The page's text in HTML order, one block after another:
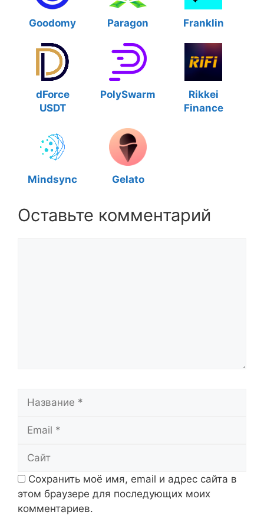
Goodomy Paragon Franklin
dForce
USDT
PolySwarm
Rikkei
Finance
Mindsync Gelato
Оставьте комментарий
Сохранить моё имя, email и адрес сайта в
этом браузере для последующих моих
комментариев.